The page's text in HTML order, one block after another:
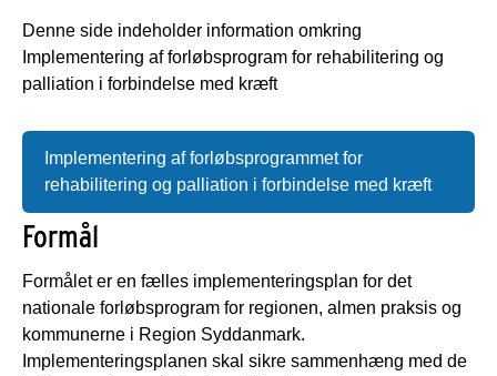
Denne side indeholder information omkring
Implementering af forløbsprogram for rehabilitering og
palliation i forbindelse med kræft
Implementering af forløbsprogrammet for
rehabilitering og palliation i forbindelse med kræft
Formål
Formålet er en fælles implementeringsplan for det
nationale forløbsprogram for regionen, almen praksis og
kommunerne i Region Syddanmark.
Implementeringsplanen skal sikre sammenhæng med de